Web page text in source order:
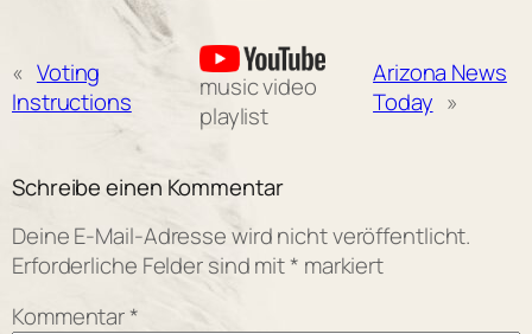
« Voting
Instructions
music video
playlist
Arizona News
Today »
Schreibe einen Kommentar
Deine E-Mail-Adresse wird nicht veröffentlicht.
Erforderliche Felder sind mit* markiert
Kommentar*